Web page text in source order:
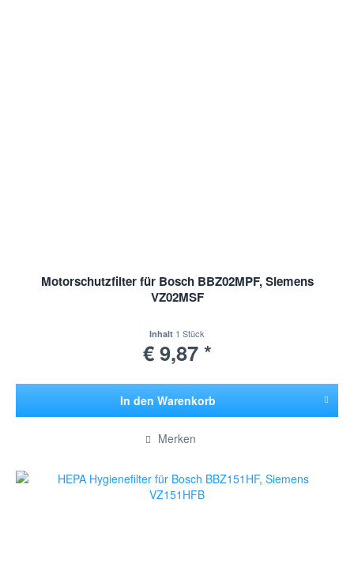
Motorschutzfilter für Bosch BBZ02MPF, Siemens
VZ02MSF
Inhalt 1 Stück
€ 9,87 *
In den Warenkorb
Hinzugefügt
Merken